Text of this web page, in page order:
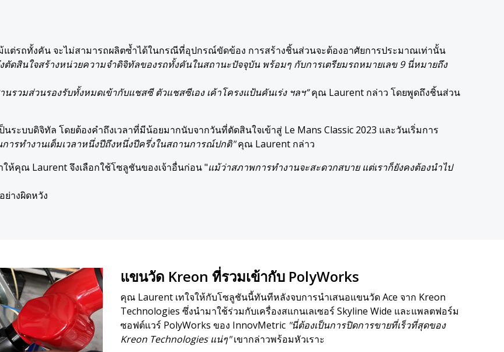
ต่รถทั้งคัน จะไม่สามารถผลิตซ้ำได้ในกรณีที่อุปกรณ์ขัดข้อง การสร้างชิ้นส่วนจะต้องอาศัยการประมาณเท่านั้น
งตัดสินใจสร้างหน่วยความจำดิจิทัลของรถทั้งคันในสถานะปัจจุบัน พร้อมๆ กับการเตรียมรถหมายเลข 9 นี่หมายถึง
รวมส่วนรองรับทั้งหมดเข้ากับแชสซี ตัวแชสซีเอง เค้าโครงแป้นคันเร่ง ฯลฯ”คุณ Laurent กล่าว โดยพูดถึงชิ้นส่วน
ระบบดิจิทัล โดยต้องคำถึงเวลาที่มีน้อยมากนับจากวันที่ตัดสินใจเข้าสู่ Le Mans Classic 2023 และวันเริ่มการ
การทำงานเต็มเวลาหนึ่งปีถึงหนึ่งปีครึ่งในสถานการณ์ปกติ"คุณ Laurent กล่าว
ห้คุณ Laurent จึงเลือกใช้โซลูชันของเจ้าอื่นก่อน "แม้ว่าสภาพการทำงานจะสะดวกสบาย แต่เราก็ยังคงต้องนำไป
ย่างผิดหวัง
แขนวัด Kreon ที่รวมเข้ากับ PolyWorks
คุณ Laurent เทใจให้กับโซลูชันนี้ทันทีหลังจบการนำเสนอแขนวัด Ace จาก Kreon
Technologies ซึ่งนำมาใช้ร่วมกับเครื่องสแกนเลเซอร์ Skyline Wide และแพลตฟอร์ม
ซอฟต์แวร์ PolyWorks ของ InnovMetric "นี่ต้องเป็นการปิดการขายที่เร็วที่สุดของ
Kreon Technologies แน่ๆ"เขากล่าวพร้อมหัวเราะ